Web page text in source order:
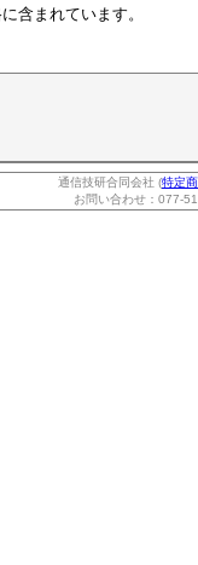
含まれています。
通信技研合同会社 (特定
お問い合わせ：077-